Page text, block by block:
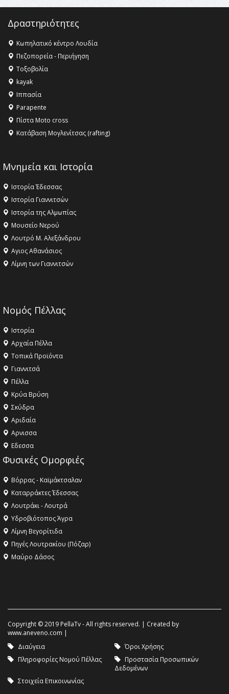
16:35 -Το πρόγραμμα του ΠΑΟΚ στον δεύτερο γύρο του
16:27 - Όλυμπος: Εντάχθηκε στον Κατάλογο Παγκόσμιας
Κληρονομιάς της UNESCO – Ομόφωνη η απόφαση Ο
Όλυμπος αναγνωρίστηκε ως φυσικό και πολιτιστικό
αγαθό εξέχουσας οικουμενικής αξίας για την
ανθρωπότητα
16:18 -
ΣΤΗΝ ΕΔΕΣΣΑ
Δραστηριότητες
Κωπηλατικό κέντρο Λουδία
Πεζοπορεία - Περιήγηση
Τοξοβολία
kayak
Ιππασία
Parapente
Πίστα Moto cross
Κατάβαση Μογλενίτσας (rafting)
Μνημεία και Ιστορία
Ιστορία Έδεσσας
Ιστορία Γιαννιτσών
Ιστορία της Αλμωπίας
Μουσείο Νερού
Λουτρό Μ. Αλεξάνδρου
Αγιος Αθανάσιος
Λίμνη των Γιαννιτσών
Νομός Πέλλας
Ιστορία
Αρχαία Πέλλα
Τοπικά Προϊόντα
Γιαννιτσά
Πέλλα
Κρύα Βρύση
Σκύδρα
Αριδαία
Aρνισσα
Eδεσσα
Φυσικές Ομορφιές
Βόρρας - Καϊμάκτσαλαν
Καταρράκτες Έδεσσας
Λουτράκι - Λουτρά
Υδροβιότοπος Άγρα
Λίμνη Βεγορίτιδα
Πηγές Λουτρακίου (Πόζαρ)
Μαύρο Δάσος
Copyright © 2019 PellaTv - All rights reserved. | Created by
www.aneveno.com |
Διαύγεια
Όροι Χρήσης
Πληροφορίες Νομού Πέλλας
Προστασία Προσωπικών
Δεδομένων
Στοιχεία Επικοινωνίας